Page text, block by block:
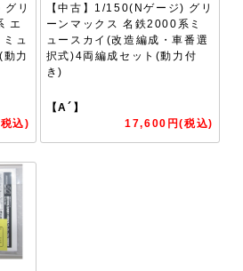
リ
エ
ュ
力
込)
【中古】1/150(Nゲージ) グリ
ーンマックス 名鉄2000系ミ
ュースカイ(改造編成・車番選
択式)4両編成セット(動力付
き)
【A´】
17,600円(税込)